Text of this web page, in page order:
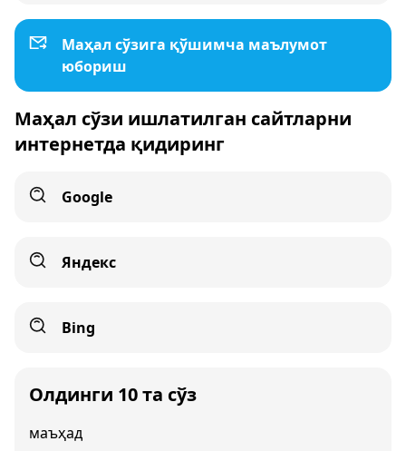
Маҳал сўзига қўшимча маълумот
юбориш
Маҳал сўзи ишлатилган сайтларни
интернетда қидиринг
Google
Яндекс
Bing
Олдинги 10 та сўз
маъҳад